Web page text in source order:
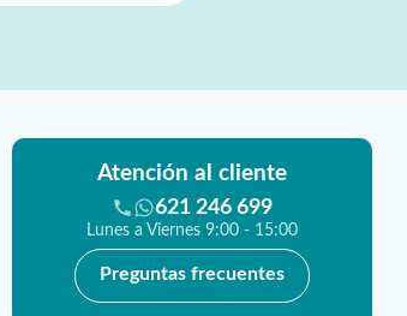
Atención al cliente
621 246 699
Lunes a Viernes 9:00 - 15:00
Preguntas frecuentes